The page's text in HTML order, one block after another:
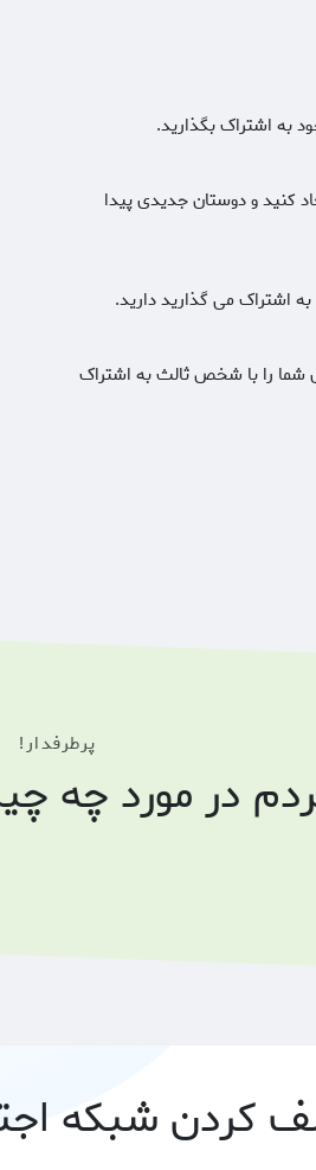
به اشتراک بگذارید.
کنید و دوستان جدیدی پیدا
اشتراک می گذارید دارید.
شما را با شخص ثالث به اشتراک
پرطرفدار!
در مورد
کردن شبکه